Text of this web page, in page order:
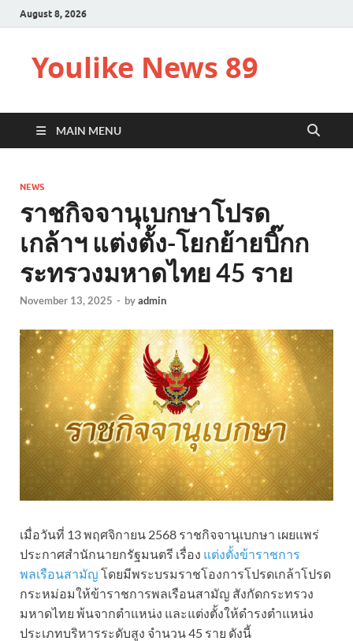
August 8, 2026
Youlike News 89
MAIN MENU
NEWS
ราชกิจจานุเบกษาโปรด
เกล้าฯ แต่งตั้ง-โยกย้ายบิ๊กก
ระทรวงมหาดไทย 45 ราย
November 13, 2025 - byadmin
เมื่อวันที่ 13 พฤศจิกายน 2568 ราชกิจจานุเบกษา เผยแพร่
ประกาศสำนักนายกรัฐมนตรี เรื่อง แต่งตั้งข้าราชการ
พลเรือนสามัญ โดยมีพระบรมราชโองการโปรดเกล้าโปรด
กระหม่อมให้ข้าราชการพลเรือนสามัญ สังกัดกระทรวง
มหาดไทย พ้นจากตำแหน่ง และแต่งตั้งให้ดำรงตำแหน่ง
ประเภทบริหารระดับสูง จำนวน 45 ราย ดังนี้